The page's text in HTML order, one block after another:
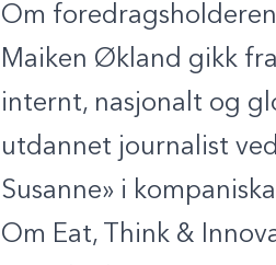
Om foredragsholderen
Maiken Økland gikk
internt, nasjonalt og
utdannet journalist
Susanne» i
Om Eat, Think &